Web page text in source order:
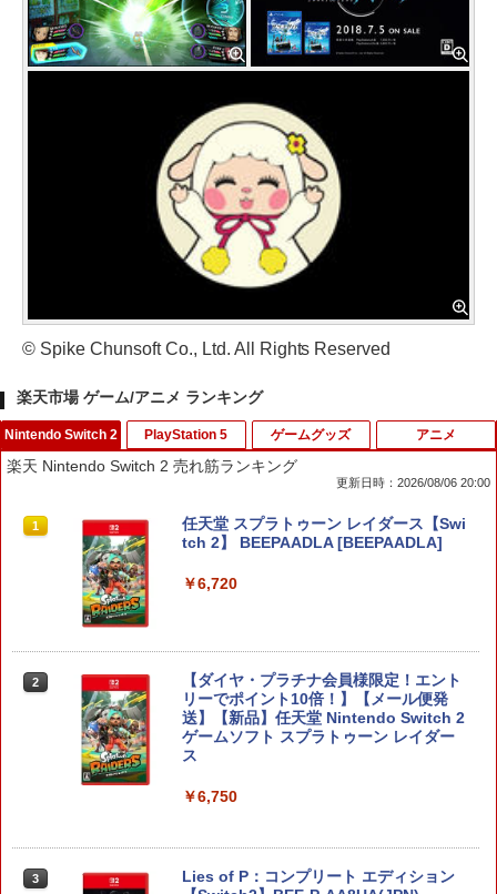
© Spike Chunsoft Co., Ltd. All Rights Reserved
楽天市場 ゲーム/アニメ ランキング
Nintendo Switch 2
楽天 Nintendo Switch 2 売れ筋ランキング
更新日時：2026/08/06 20:00
1
任天堂 スプラトゥーン レイダース【Swi
tch 2】 BEEPAADLA [BEEPAADLA]
￥6,720
2
【ダイヤ・プラチナ会員様限定！エント
リーでポイント10倍！】【メール便発
送】【新品】任天堂 Nintendo Switch 2
ゲームソフト スプラトゥーン レイダー
ス
￥6,750
3
Lies of P：コンプリート エディション
PlayStation 5 ゲームグッズ アニメ